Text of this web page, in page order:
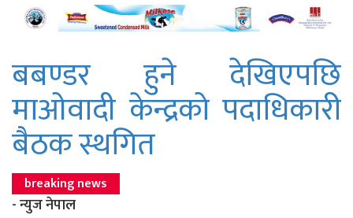
बबण्डर हुने देखिएपछि
माओवादी केन्द्रको पदाधिकारी
बैठक स्थगित
breaking news
- न्युज नेपाल